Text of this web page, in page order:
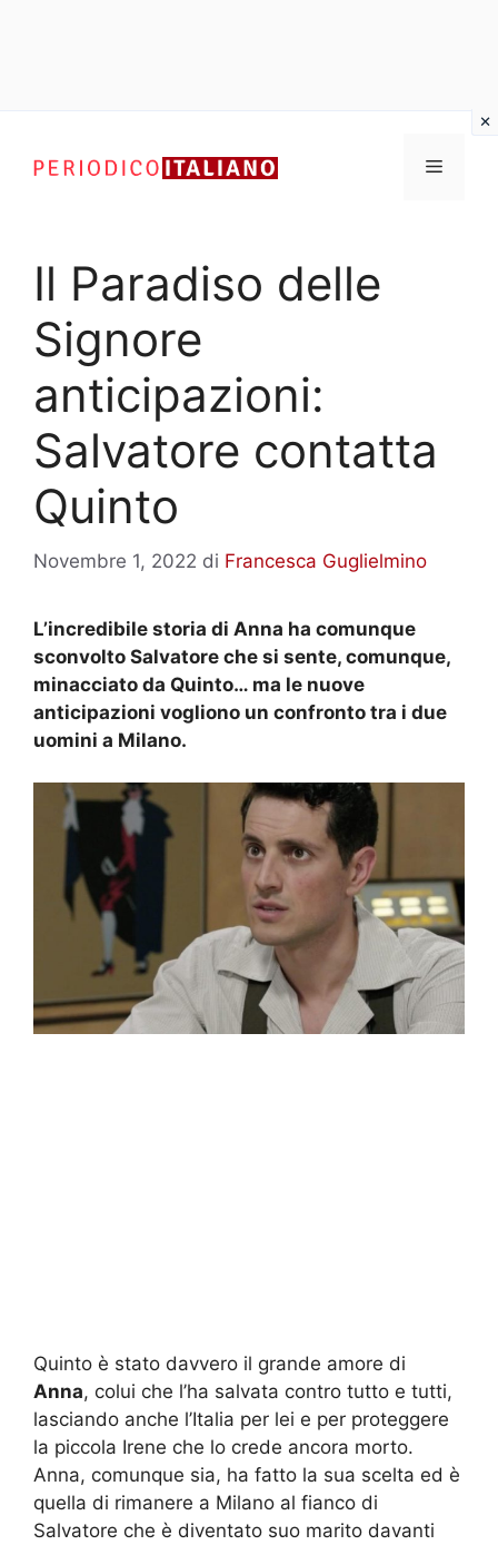
contenuto
Menu
Il Paradiso delle
Signore
anticipazioni:
Salvatore contatta
Quinto
Novembre 1, 2022 di Francesca Guglielmino
L’incredibile storia di Anna ha comunque
sconvolto Salvatore che si sente, comunque,
minacciato da Quinto… ma le nuove
anticipazioni vogliono un confronto tra i due
uomini a Milano.
Quinto è stato davvero il grande amore di
Anna, colui che l’ha salvata contro tutto e tutti,
lasciando anche l’Italia per lei e per proteggere
la piccola Irene che lo crede ancora morto.
Anna, comunque sia, ha fatto la sua scelta ed è
quella di rimanere a Milano al fianco di
Salvatore che è diventato suo marito davanti